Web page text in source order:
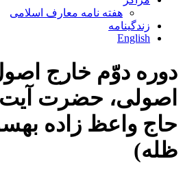
هفته نامه معارف اسلامی
زندگینامه
English
دوره دوّم خارج
اصولی، حضرت آیت
حاج واعظ زاده
ظله)